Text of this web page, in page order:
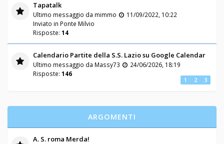
Tapatalk
Ultimo messaggio da mimmo
11/09/2022, 10:22
Inviato in Ponte Milvio
Risposte: 14
Calendario Partite della S.S. Lazio su Google Calendar
Ultimo messaggio da Massy73
24/06/2026, 18:19
Risposte: 146
1 2 3
ARGOMENTI
A. S. roma Merda!